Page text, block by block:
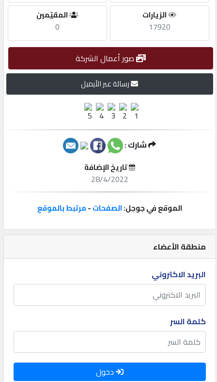
طلب
مميزة
إتصل
إعلانات
المنتدى
كيو
مزاد
كيو
منطقة الأعضاء
البريد الاكتروني
كلمة السر
دخول
المقيّمين
0
الزيارات
17920
صور أعمال الشركة
رسالة عبر الأيميل
شارك :
تاريخ الإضافة
28/4/2022
الموقع في جوجل:الصفحات-مرتبط بالموقع